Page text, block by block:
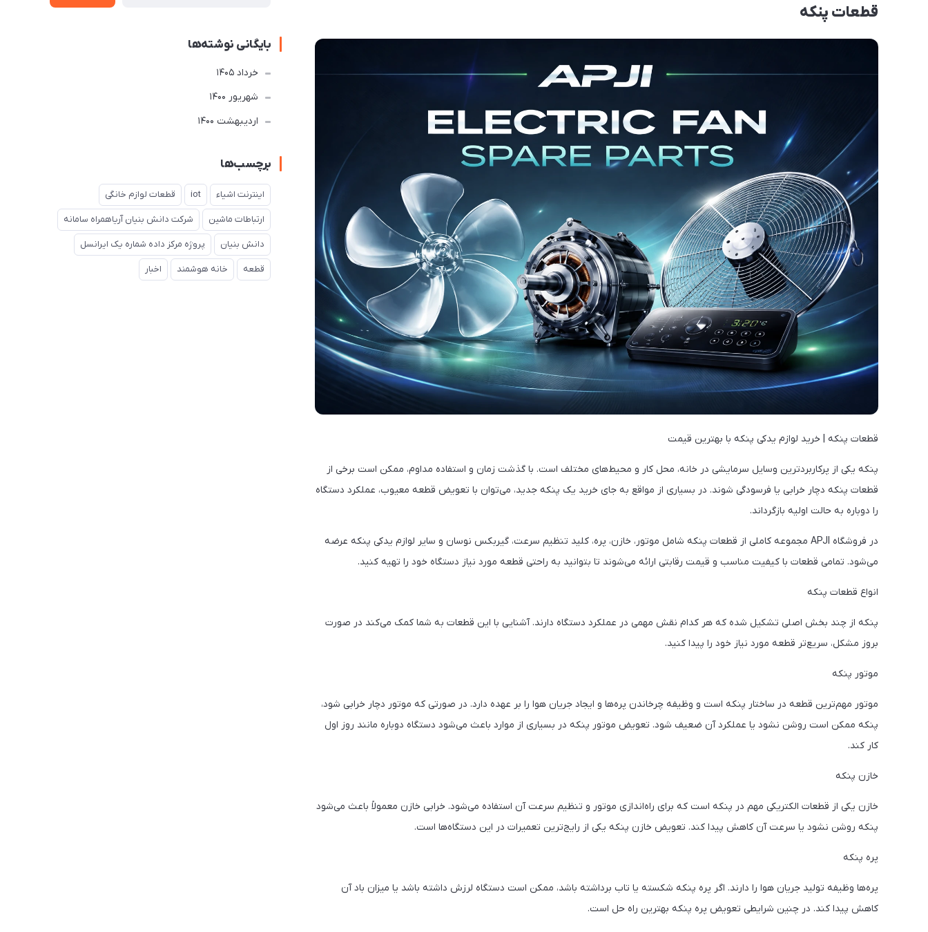
قطعات پنکه
قطعات پنکه | خرید لوازم یدکی پنکه با بهترین قیمت
پنکه یکی از پرکاربردترین وسایل سرمایشی در خانه، محل کار و محیط‌های مختلف است. با گذشت زمان و استفاده مداوم، ممکن است برخی از
قطعات پنکه دچار خرابی یا فرسودگی شوند. در بسیاری از مواقع به جای خرید یک پنکه جدید، می‌توان با تعویض قطعه معیوب، عملکرد دستگاه
را دوباره به حالت اولیه بازگرداند.
در فروشگاه APJI مجموعه کاملی از قطعات پنکه شامل موتور، خازن، پره، کلید تنظیم سرعت، گیربکس نوسان و سایر لوازم یدکی پنکه عرضه
می‌شود. تمامی قطعات با کیفیت مناسب و قیمت رقابتی ارائه می‌شوند تا بتوانید به راحتی قطعه مورد نیاز دستگاه خود را تهیه کنید.
انواع قطعات پنکه
پنکه از چند بخش اصلی تشکیل شده که هر کدام نقش مهمی در عملکرد دستگاه دارند. آشنایی با این قطعات به شما کمک می‌کند در صورت
بروز مشکل، سریع‌تر قطعه مورد نیاز خود را پیدا کنید.
موتور پنکه
موتور مهم‌ترین قطعه در ساختار پنکه است و وظیفه چرخاندن پره‌ها و ایجاد جریان هوا را بر عهده دارد. در صورتی که موتور دچار خرابی شود،
پنکه ممکن است روشن نشود یا عملکرد آن ضعیف شود. تعویض موتور پنکه در بسیاری از موارد باعث می‌شود دستگاه دوباره مانند روز اول
کار کند.
خازن پنکه
خازن یکی از قطعات الکتریکی مهم در پنکه است که برای راه‌اندازی موتور و تنظیم سرعت آن استفاده می‌شود. خرابی خازن معمولاً باعث می‌شود
پنکه روشن نشود یا سرعت آن کاهش پیدا کند. تعویض خازن پنکه یکی از رایج‌ترین تعمیرات در این دستگاه‌ها است.
پره پنکه
پره‌ها وظیفه تولید جریان هوا را دارند. اگر پره پنکه شکسته یا تاب برداشته باشد، ممکن است دستگاه لرزش داشته باشد یا میزان باد آن
کاهش پیدا کند. در چنین شرایطی تعویض پره پنکه بهترین راه حل است.
بایگانی نوشته‌ها
خرداد 1405
شهریور 1400
ارديبهشت 1400
برچسب‌ها
اینترنت اشیاء iot قطعات لوازم خانگی
ارتباطات ماشین شرکت دانش بنیان آریاهمراه سامانه
دانش بنیان پروژه مرکز داده شماره یک ایرانسل
قطعه خانه هوشمند اخبار